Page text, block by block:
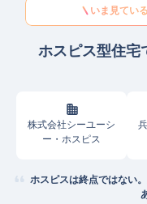
いま見てい
ホスピス型住宅
株式会社シーユーシ
ー・ホスピス
ホスピスは終点ではない